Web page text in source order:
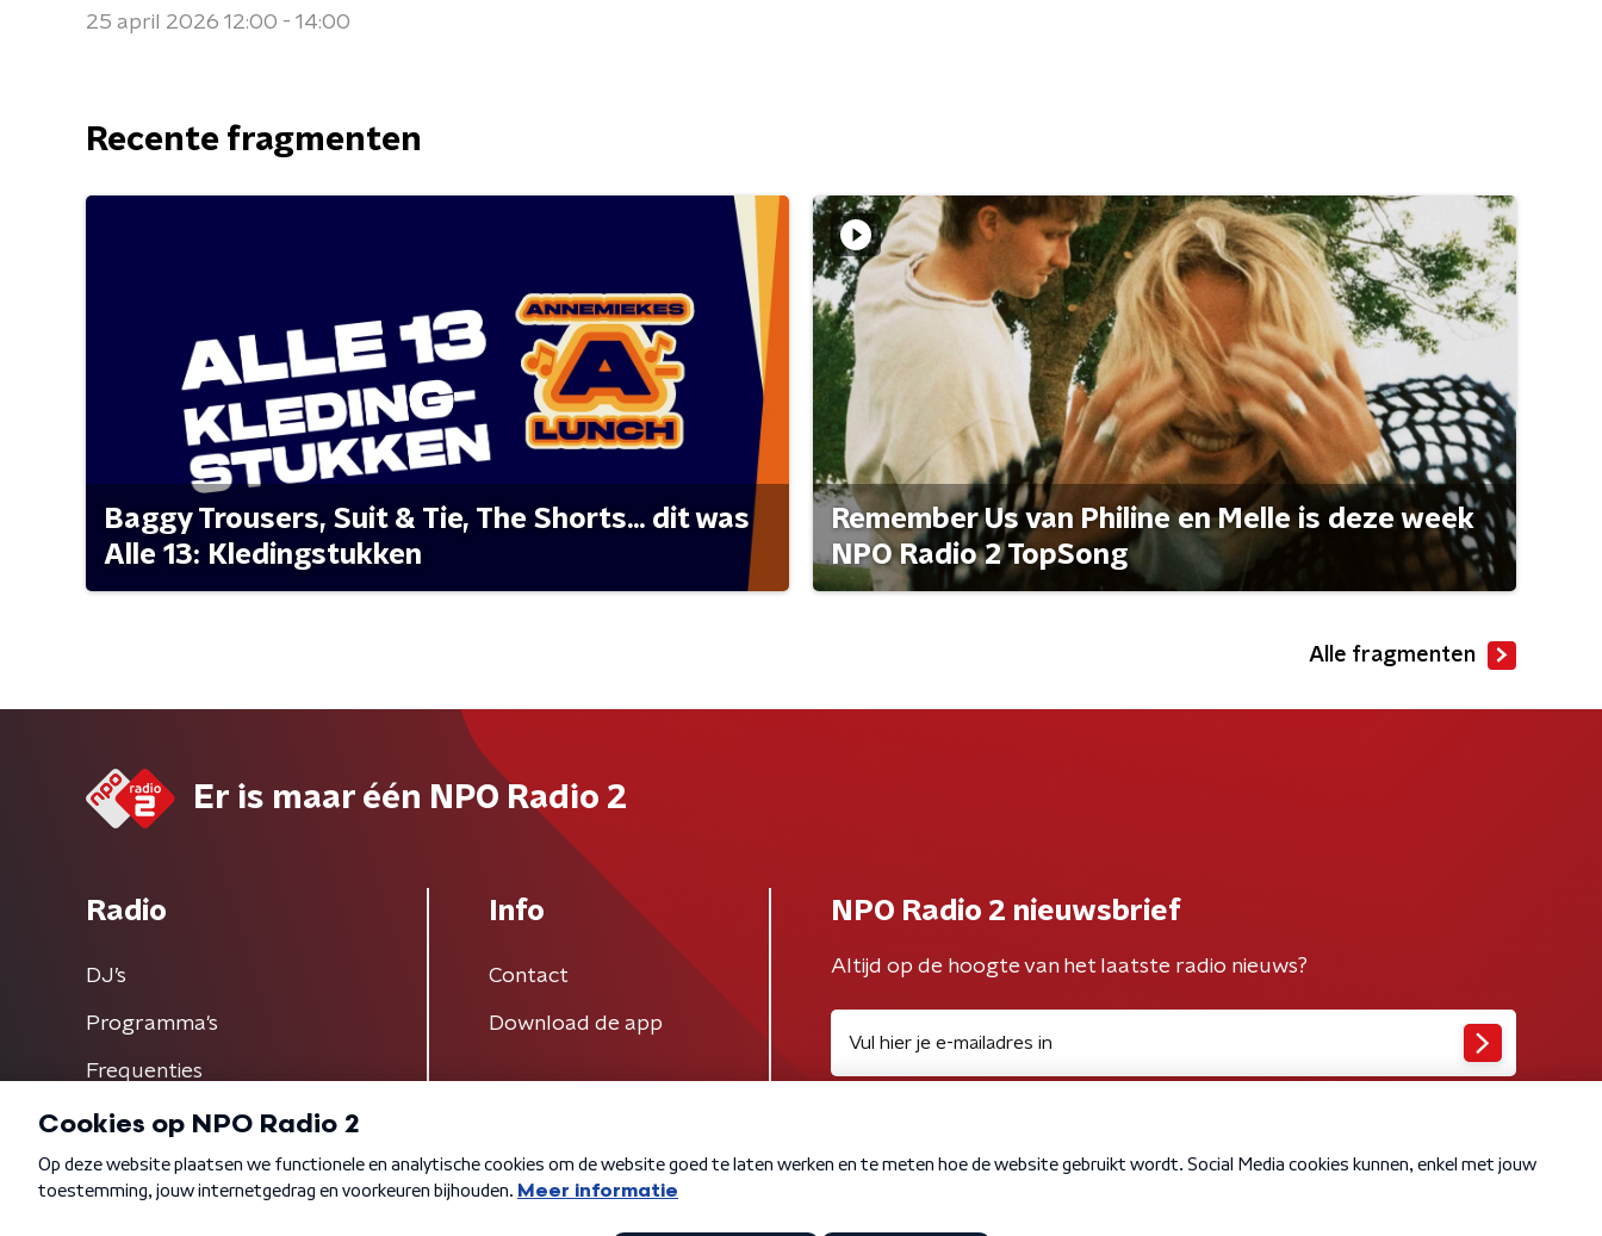
25 april 2026 12:00 - 14:00
Recente fragmenten
Baggy Trousers, Suit & Tie, The Shorts... dit was
Alle 13: Kledingstukken
Remember Us van Philine en Melle is deze week
NPO Radio 2 TopSong
Alle fragmenten
Er is maar één NPO Radio 2
Radio
DJ’s
Programma's
Frequenties
Info
Contact
Download de app
NPO Radio 2 nieuwsbrief
Altijd op de hoogte van het laatste radio nieuws?
Algemene voorwaarden Privacybeleid